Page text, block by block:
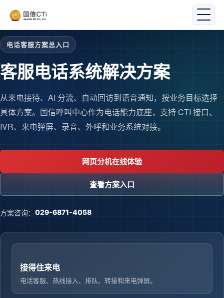
电话客服方案总入口
客服电话系统解决方案
从来电接待、AI 分流、自动回访到语音通知，按业务目标选择
具体方案。国信呼叫中心作为电话能力底座，支持 CTI 接口、
IVR、来电弹屏、录音、外呼和业务系统对接。
网页分机在线体验
查看方案入口
方案咨询： 029-6871-4058
接得住来电
电话客服、热线接入、排队、转接和来电弹屏。